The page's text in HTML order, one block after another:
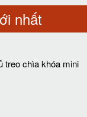
nhất
treo chìa khóa mini